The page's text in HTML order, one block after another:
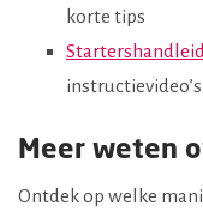
korte tips
instructievideo’s
Meer weten
Ontdek op welke